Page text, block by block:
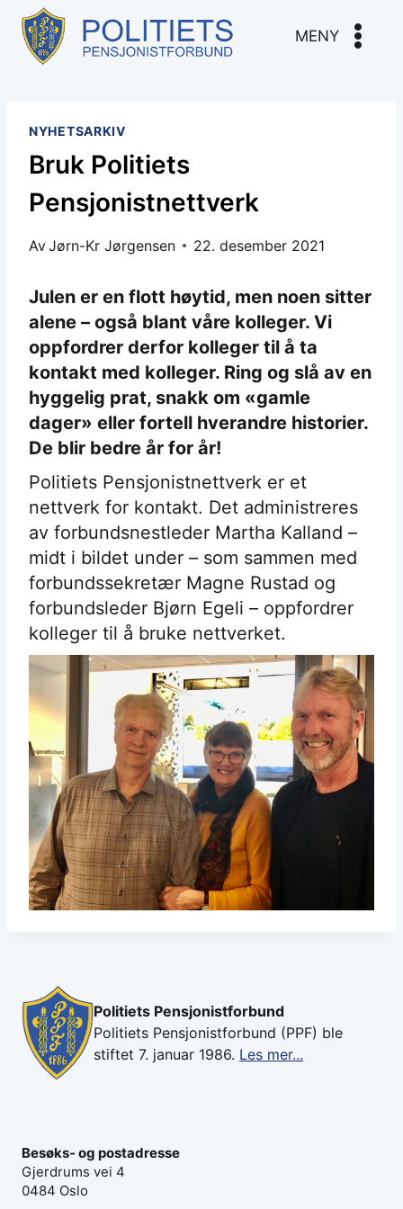
Skip
content
MENY
NYHETSARKIV
Bruk Politiets
Pensjonistnettverk
AvJørn-Kr Jørgensen 22. desember 2021
Julen er en flott høytid, men noen sitter
alene – også blant våre kolleger. Vi
oppfordrer derfor kolleger til å ta
kontakt med kolleger. Ring og slå av en
hyggelig prat, snakk om «gamle
dager» eller fortell hverandre historier.
De blir bedre år for år!
Politiets Pensjonistnettverk er et
nettverk for kontakt. Det administreres
av forbundsnestleder Martha Kalland –
midt i bildet under – som sammen med
forbundssekretær Magne Rustad og
forbundsleder Bjørn Egeli – oppfordrer
kolleger til å bruke nettverket.
Politiets Pensjonistforbund
Politiets Pensjonistforbund (PPF) ble
stiftet 7. januar 1986. Les mer...
Besøks- og postadresse
Gjerdrums vei 4
0484 Oslo